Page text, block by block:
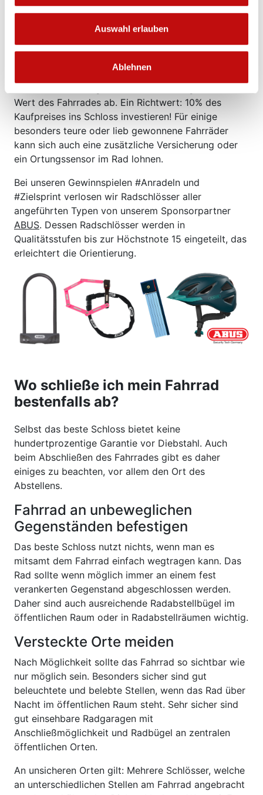
Auswahl erlauben
Ablehnen
Fast immer steigt die Qualität des Schlosses mit
Schlosstypen startet bei 100€. Wie viel du für ein
Wert des Fahrrades ab. Ein Richtwert: 10% des
Kaufpreises ins Schloss investieren! Für einige
besonders teure oder lieb gewonnene Fahrräder
kann sich auch eine zusätzliche Versicherung oder
ein Ortungssensor im Rad lohnen.
Bei unseren Gewinnspielen #Anradeln und
#Zielsprint verlosen wir Radschlösser aller
angeführten Typen von unserem Sponsorpartner
ABUS. Dessen Radschlösser werden in
Qualitätsstufen bis zur Höchstnote 15 eingeteilt, das
erleichtert die Orientierung.
Wo schließe ich mein Fahrrad
bestenfalls ab?
Selbst das beste Schloss bietet keine
hundertprozentige Garantie vor Diebstahl. Auch
beim Abschließen des Fahrrades gibt es daher
einiges zu beachten, vor allem den Ort des
Abstellens.
Fahrrad an unbeweglichen
Gegenständen befestigen
Das beste Schloss nutzt nichts, wenn man es
mitsamt dem Fahrrad einfach wegtragen kann. Das
Rad sollte wenn möglich immer an einem fest
verankerten Gegenstand abgeschlossen werden.
Daher sind auch ausreichende Radabstellbügel im
öffentlichen Raum oder in Radabstellräumen wichtig.
Versteckte Orte meiden
Nach Möglichkeit sollte das Fahrrad so sichtbar wie
nur möglich sein. Besonders sicher sind gut
beleuchtete und belebte Stellen, wenn das Rad über
Nacht im öffentlichen Raum steht. Sehr sicher sind
gut einsehbare Radgaragen mit
Anschließmöglichkeit und Radbügel an zentralen
öffentlichen Orten.
An unsicheren Orten gilt: Mehrere Schlösser, welche
an unterschiedlichen Stellen am Fahrrad angebracht